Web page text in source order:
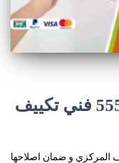
فني تكييف النسيم 55560390 فني تكييف
المركزي و ضمان اصلاحها